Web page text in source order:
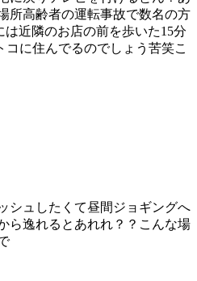
所高齢者の運転事故で数名の方
は近隣のお店の前を歩いた15分
に住んでるのでしょう苦笑こ
シュしたくて昼間ジョギングへ
ら逸れるとあれれ？？こんな場